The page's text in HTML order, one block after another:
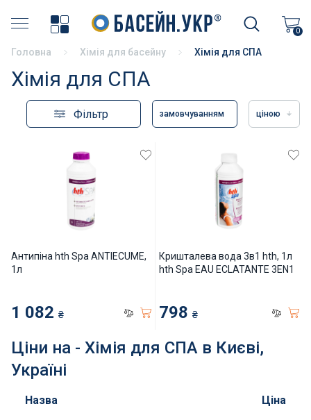
Хімія для басейну
Накриття басейнів
Аксесуари для басейнів
Бортовий камінь
Терасний камінь
Пилососи і аксесуари
Насоси для басейнів
Нагрівачі для басейну
Освітлення басейнів
0
Головна Хімія для басейну Хімія для СПА
Хімія для СПА
замовчуванням ціною
Фільтр
Антипіна hth Spa ANTIECUME,
1л
1 082 ₴
Кришталева вода 3в1 hth, 1л
hth Spa EAU ECLATANTE 3EN1
798 ₴
Ціни на - Хімія для СПА в Києві,
Україні
Назва Ціна